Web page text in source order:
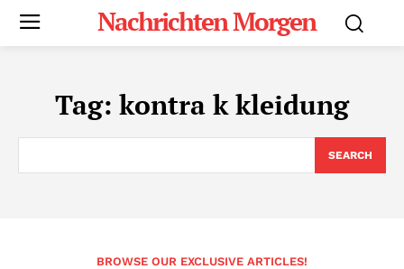
Nachrichten Morgen
Tag: kontra k kleidung
SEARCH
BROWSE OUR EXCLUSIVE ARTICLES!